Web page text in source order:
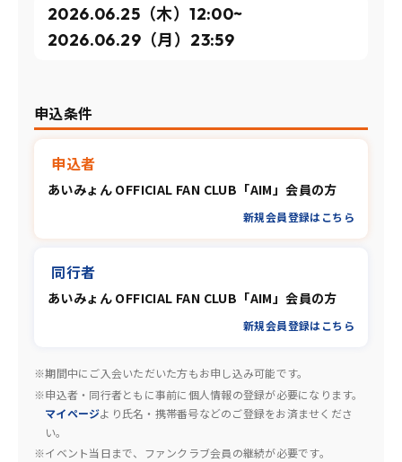
2026.06.25（木）12:00~
2026.06.29（月）23:59
申込条件
申込者
あいみょん OFFICIAL FAN CLUB「AIM」会員の方
新規会員登録はこちら
同行者
あいみょん OFFICIAL FAN CLUB「AIM」会員の方
新規会員登録はこちら
※期間中にご入会いただいた方もお申し込み可能です。
※申込者・同行者ともに事前に個人情報の登録が必要になります。
マイページより氏名・携帯番号などのご登録をお済ませくださ
い。
※イベント当日まで、ファンクラブ会員の継続が必要です。